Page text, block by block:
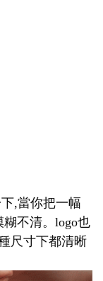
,當你把一幅
不清。logo也
尺寸下都清晰